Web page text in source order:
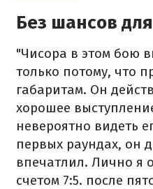
Без шансов
"Чисора в этом бою
только потому, что
габаритам. Он
хорошее
невероятно видеть
первых раундах, он
впечатлил. Лично я
счетом 7:5. после